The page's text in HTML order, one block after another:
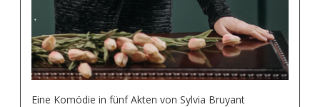
Eine Komödie in fünf Akten von Sylvia Bruyant